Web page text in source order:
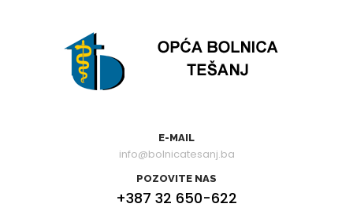
E-MAIL
info@bolnicatesanj.ba
POZOVITE NAS
+387 32 650-622